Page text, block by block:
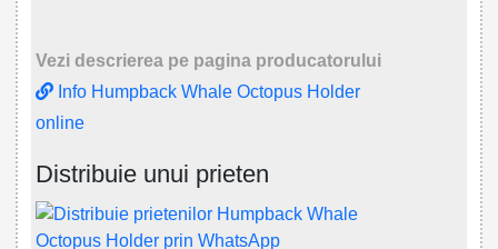
Vezi descrierea pe pagina producatorului
Info Humpback Whale Octopus Holder
online
Distribuie unui prieten